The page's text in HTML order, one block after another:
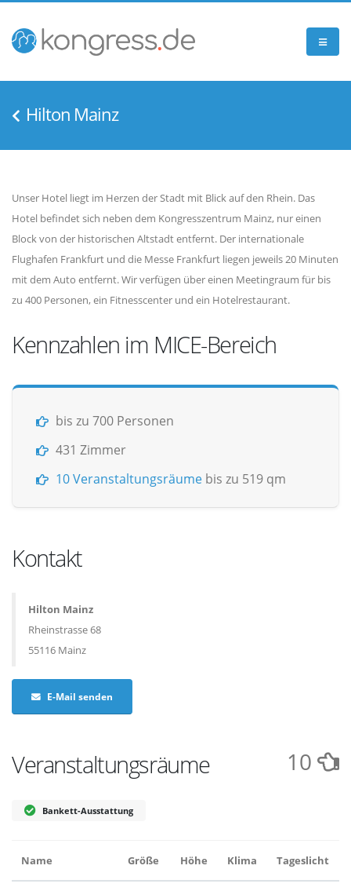
Hilton Mainz
Unser Hotel liegt im Herzen der Stadt mit Blick auf den Rhein. Das
Hotel befindet sich neben dem Kongresszentrum Mainz, nur einen
Block von der historischen Altstadt entfernt. Der internationale
Flughafen Frankfurt und die Messe Frankfurt liegen jeweils 20 Minuten
mit dem Auto entfernt. Wir verfügen über einen Meetingraum für bis
zu 400 Personen, ein Fitnesscenter und ein Hotelrestaurant.
Kennzahlen im MICE-Bereich
bis zu 700 Personen
431 Zimmer
10 Veranstaltungsräume bis zu 519 qm
Kontakt
Hilton Mainz
Rheinstrasse 68
55116 Mainz
E-Mail senden
Veranstaltungsräume 10
Bankett-Ausstattung
Name Größe Höhe Klima Tageslicht